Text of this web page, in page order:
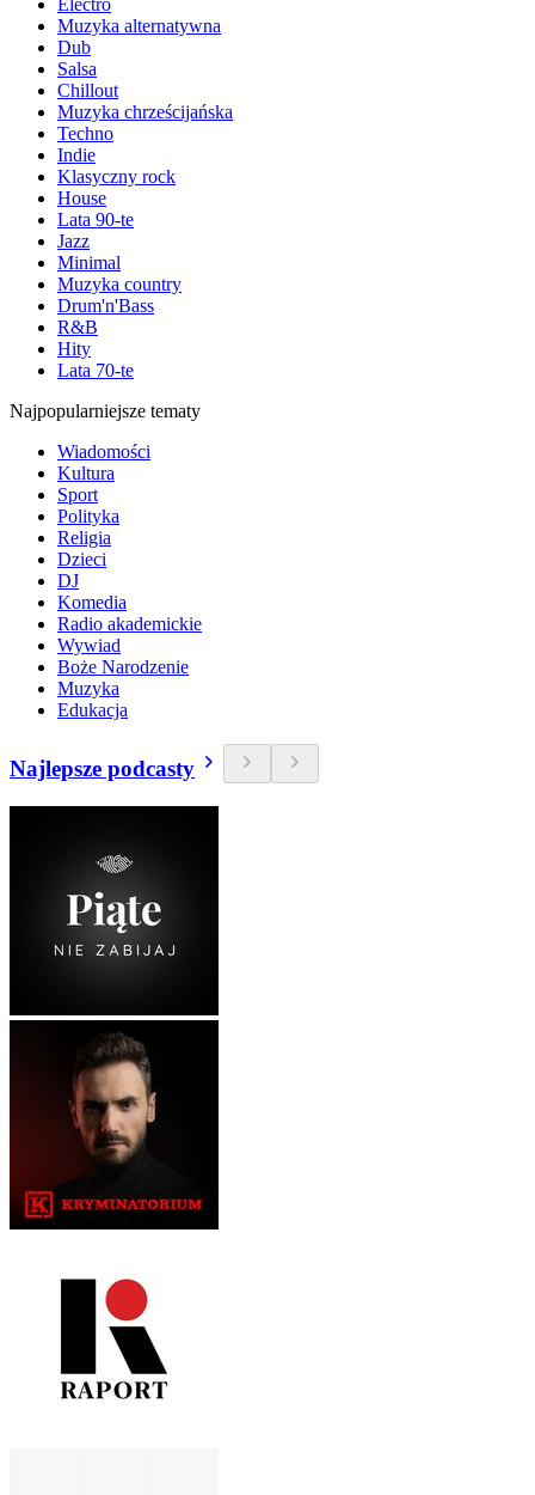
Electro
Muzyka alternatywna
Dub
Salsa
Chillout
Muzyka chrześcijańska
Techno
Indie
Klasyczny rock
House
Lata 90-te
Jazz
Minimal
Muzyka country
Drum'n'Bass
R&B
Hity
Lata 70-te
Najpopularniejsze tematy
Wiadomości
Kultura
Sport
Polityka
Religia
Dzieci
DJ
Komedia
Radio akademickie
Wywiad
Boże Narodzenie
Muzyka
Edukacja
Najlepsze podcasty